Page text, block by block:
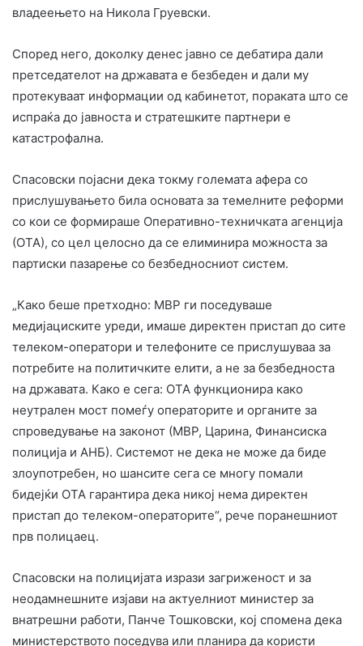
владеењето на Никола Груевски.
Според него, доколку денес јавно се дебатира дали
претседателот на државата е безбеден и дали му
протекуваат информации од кабинетот, пораката што се
испраќа до јавноста и стратешките партнери е
катастрофална.
Спасовски појасни дека токму големата афера со
прислушувањето била основата за темелните реформи
со кои се формираше Оперативно-техничката агенција
(ОТА), со цел целосно да се елиминира можноста за
партиски пазарење со безбедносниот систем.
„Како беше претходно: МВР ги поседуваше
медијациските уреди, имаше директен пристап до сите
телеком-оператори и телефоните се прислушуваа за
потребите на политичките елити, а не за безбедноста
на државата. Како е сега: ОТА функционира како
неутрален мост помеѓу операторите и органите за
спроведување на законот (МВР, Царина, Финансиска
полиција и АНБ). Системот не дека не може да биде
злоупотребен, но шансите сега се многу помали
бидејќи ОТА гарантира дека никој нема директен
пристап до телеком-операторите“, рече поранешниот
прв полицаец.
Спасовски на полицијата изрази загриженост и за
неодамнешните изјави на актуелниот министер за
внатрешни работи, Панче Тошковски, кој спомена дека
министерството поседува или планира да користи